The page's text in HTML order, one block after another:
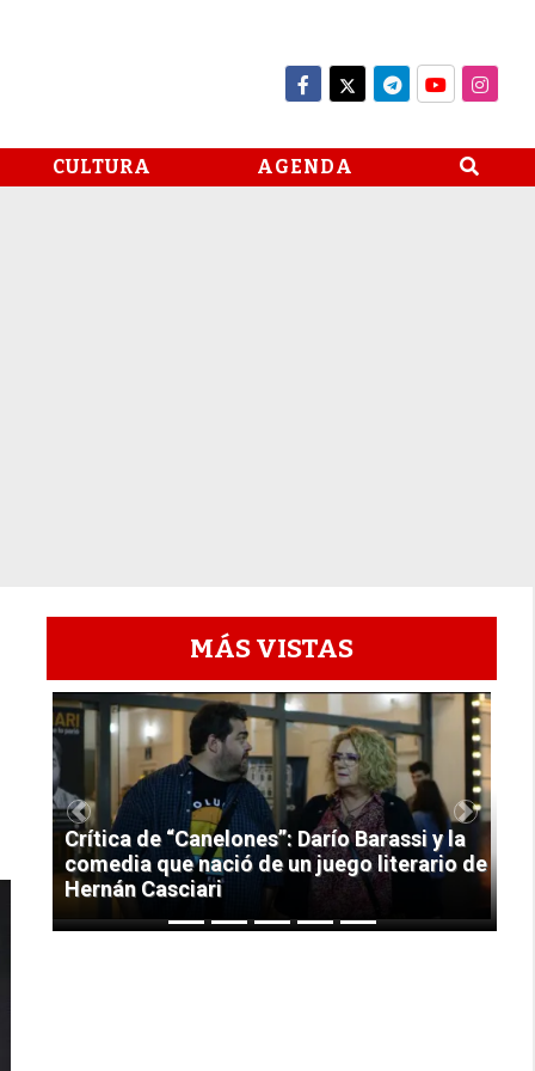
CULTURA AGENDA
MÁS VISTAS
1
Crítica de “Canelones”: Darío Barassi y la
comedia que nació de un juego literario de
Hernán Casciari
Previous Next